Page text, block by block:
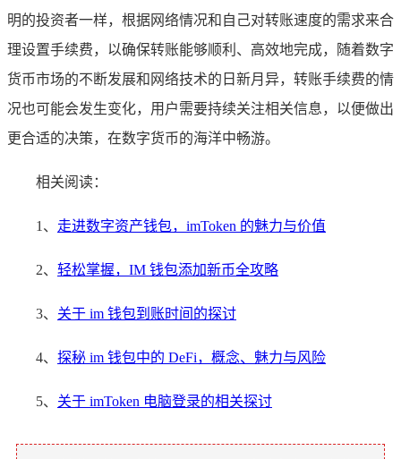
明的投资者一样，根据网络情况和自己对转账速度的需求来合
理设置手续费，以确保转账能够顺利、高效地完成，随着数字
货币市场的不断发展和网络技术的日新月异，转账手续费的情
况也可能会发生变化，用户需要持续关注相关信息，以便做出
更合适的决策，在数字货币的海洋中畅游。
相关阅读：
1、 走进数字资产钱包，imToken 的魅力与价值
2、 轻松掌握，IM 钱包添加新币全攻略
3、 关于 im 钱包到账时间的探讨
4、 探秘 im 钱包中的 DeFi，概念、魅力与风险
5、 关于 imToken 电脑登录的相关探讨